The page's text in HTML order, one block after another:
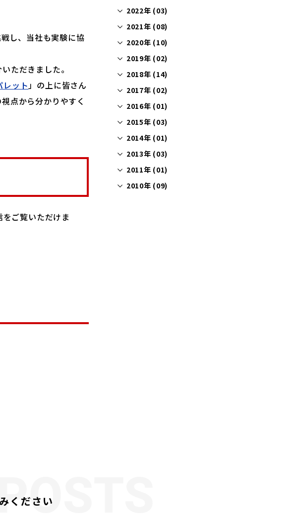
し、当社も実験に協
ただきました。
レット」の上に皆さん
点から分かりやすく
ご覧いただけま
2022年 (03)
2021年 (08)
2020年 (10)
2019年 (02)
2018年 (14)
2017年 (02)
2016年 (01)
2015年 (03)
2014年 (01)
2013年 (03)
2011年 (01)
2010年 (09)
ください